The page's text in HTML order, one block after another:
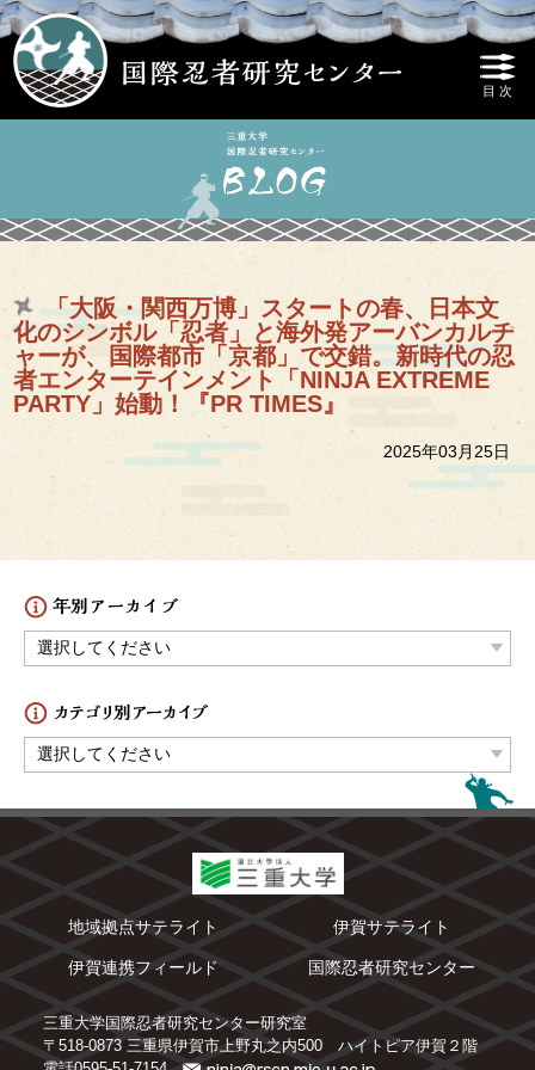
「大阪・関西万博」スタートの春、日本文
化のシンボル「忍者」と海外発アーバンカルチ
ャーが、国際都市「京都」で交錯。新時代の忍
者エンターテインメント「NINJA EXTREME
PARTY」始動！『PR TIMES』
2025年03月25日
地域拠点サテライト 伊賀サテライト
伊賀連携フィールド 国際忍者研究センター
三重大学国際忍者研究センター研究室
〒518-0873 三重県伊賀市上野丸之内500 ハイトピア伊賀２階